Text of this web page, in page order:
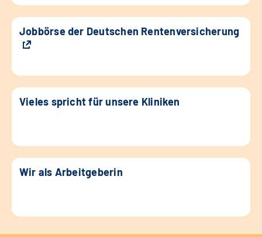
Jobbörse der Deutschen Rentenversicherung
Vieles spricht für unsere Kliniken
Wir als Arbeitgeberin